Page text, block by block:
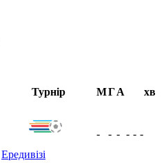
Турнір МГА хв
Ередивізі
- - - - - -